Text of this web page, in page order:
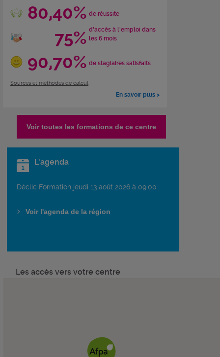
80,40% de réussite
75% d'accès à l'emploi dans
les 6 mois
90,70% de stagiaires satisfaits
Sources et méthodes de calcul
En savoir plus >
Voir toutes les formations de ce centre
L'agenda
Déclic Formation jeudi 13 août 2026 à 09:00
Voir l'agenda de la région
Les accès vers votre centre